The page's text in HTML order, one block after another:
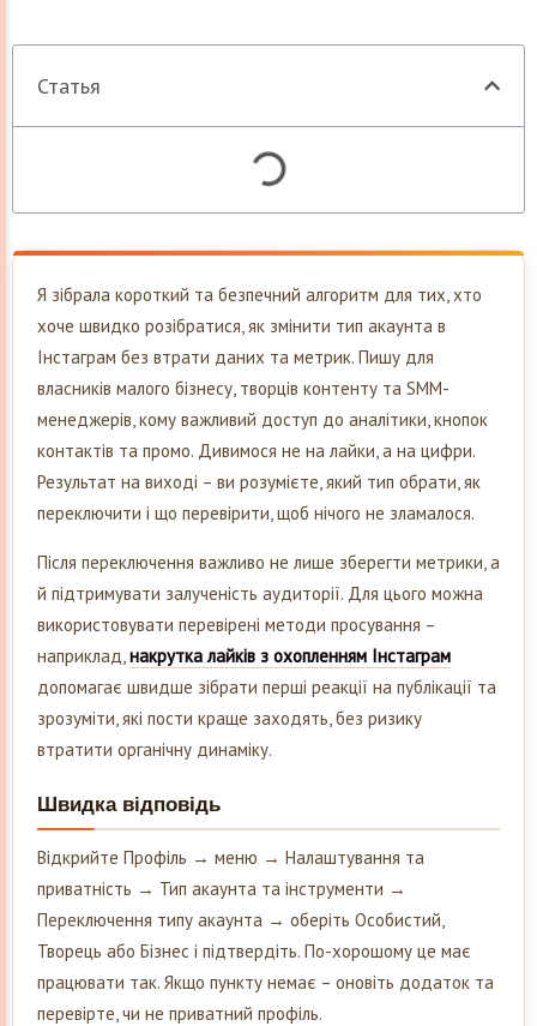
Статья
Я зібрала короткий та безпечний алгоритм для тих, хто
хоче швидко розібратися, як змінити тип акаунта в
Інстаграм без втрати даних та метрик. Пишу для
власників малого бізнесу, творців контенту та SMM-
менеджерів, кому важливий доступ до аналітики, кнопок
контактів та промо. Дивимося не на лайки, а на цифри.
Результат на виході – ви розумієте, який тип обрати, як
переключити і що перевірити, щоб нічого не зламалося.
Після переключення важливо не лише зберегти метрики, а
й підтримувати залученість аудиторії. Для цього можна
використовувати перевірені методи просування –
наприклад,накрутка лайків з охопленням Інстаграм
допомагає швидше зібрати перші реакції на публікації та
зрозуміти, які пости краще заходять, без ризику
втратити органічну динаміку.
Швидка відповідь
Відкрийте Профіль → меню → Налаштування та
приватність → Тип акаунта та інструменти →
Переключення типу акаунта → оберіть Особистий,
Творець або Бізнес і підтвердіть. По-хорошому це має
працювати так. Якщо пункту немає – оновіть додаток та
перевірте, чи не приватний профіль.